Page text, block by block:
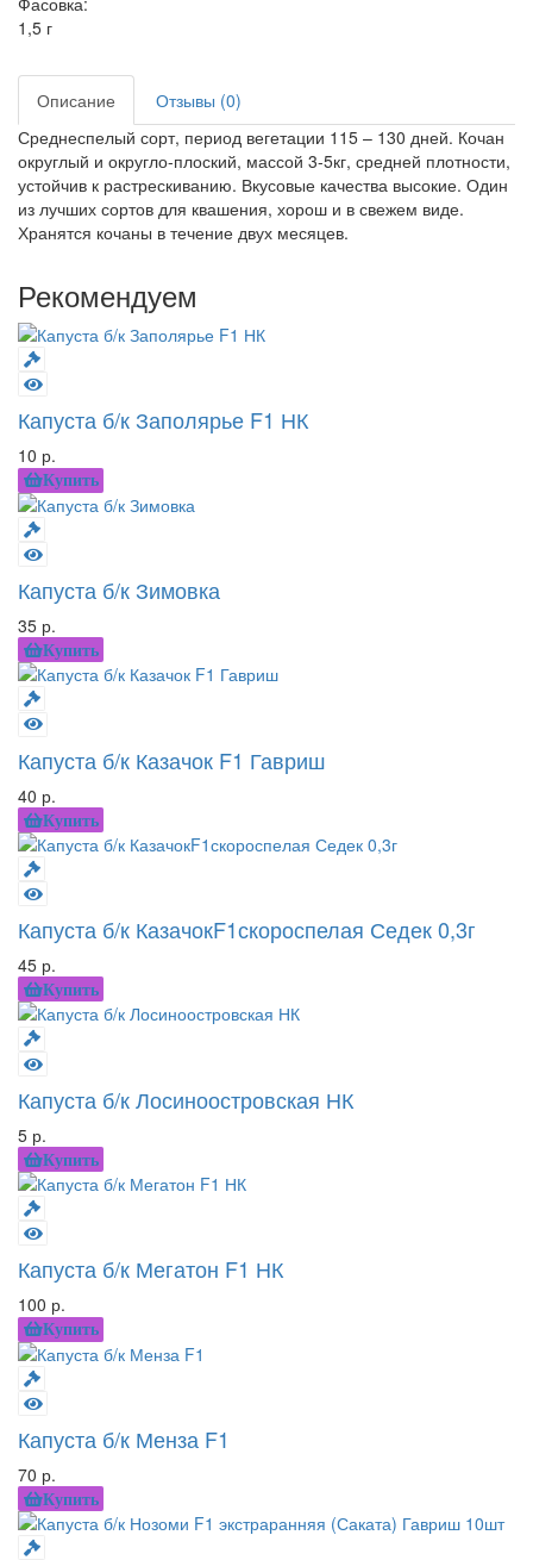
1,5 г
Описание
Отзывы (0)
Среднеспелый сорт, период вегетации 115 – 130 дней. Кочан
округлый и округло-плоский, массой 3-5кг, средней плотности,
устойчив к растрескиванию. Вкусовые качества высокие. Один
из лучших сортов для квашения, хорош и в свежем виде.
Хранятся кочаны в течение двух месяцев.
Рекомендуем
Капуста б/к Заполярье F1 НК
10 р.
Купить
Капуста б/к Зимовка
35 р.
Купить
Капуста б/к Казачок F1 Гавриш
40 р.
Купить
Капуста б/к КазачокF1скороспелая Седек 0,3г
45 р.
Купить
Капуста б/к Лосиноостровская НК
5 р.
Купить
Капуста б/к Мегатон F1 НК
100 р.
Купить
Капуста б/к Менза F1
70 р.
Купить